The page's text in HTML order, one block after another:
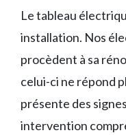
Le tableau
installation. Nos
procèdent à sa
celui-ci ne répond
présente des
intervention